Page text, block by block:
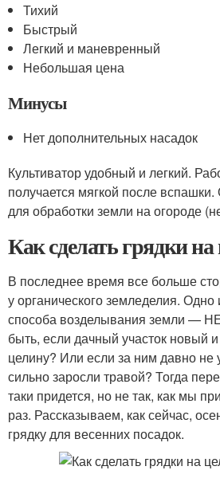
Тихий
Быстрый
Легкий и маневренный
Небольшая цена
Минусы
Нет дополнительных насадок
Культиватор удобный и легкий.
получается мягкой после
для обработки земли на огороде
Как сделать грядки на
В последнее время все больше
у органического земледелия. Одно
способа возделывания земли —
быть, если дачный участок новый
целину? Или если за ним давно не
сильно заросли травой? Тогда
таки придется, но не так, как мы
раз. Рассказываем, как сейчас,
грядку для весенних посадок.